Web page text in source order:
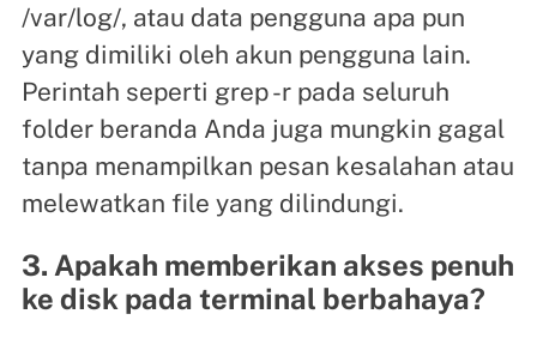
/var/log/, atau data pengguna apa pun
yang dimiliki oleh akun pengguna lain.
Perintah seperti grep -r pada seluruh
folder beranda Anda juga mungkin gagal
tanpa menampilkan pesan kesalahan atau
melewatkan file yang dilindungi.
3. Apakah memberikan akses penuh
ke disk pada terminal berbahaya?